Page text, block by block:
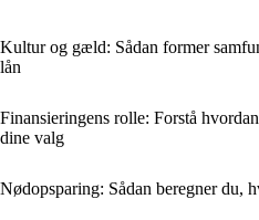
Kultur og gæld: Sådan former
lån
Finansieringens rolle: Forstå
dine valg
Nødopsparing: Sådan beregner du,